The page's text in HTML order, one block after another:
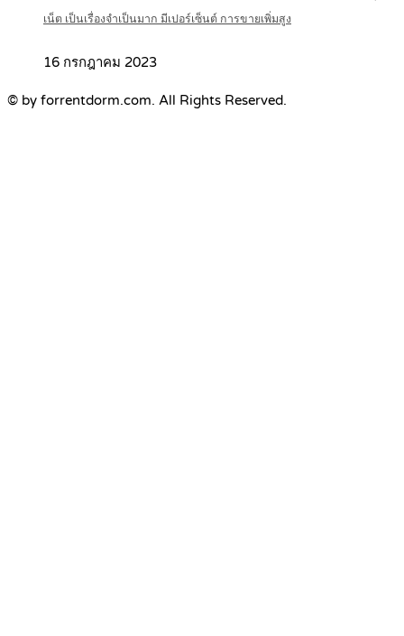
เน็ต เป็นเรื่องจำเป็นมาก มีเปอร์เซ็นต์ การขายเพิ่มสูง
16 กรกฎาคม 2023
© by forrentdorm.com. All Rights Reserved.